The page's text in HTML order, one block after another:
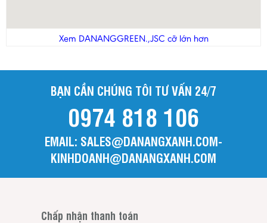
Xem DANANGGREEN.,JSC cỡ lớn hơn
BẠN CẦN CHÚNG TÔI TƯ VẤN 24/7
0974 818 106
EMAIL: SALES@DANANGXANH.COM-
KINHDOANH@DANANGXANH.COM
Chấp nhận thanh toán